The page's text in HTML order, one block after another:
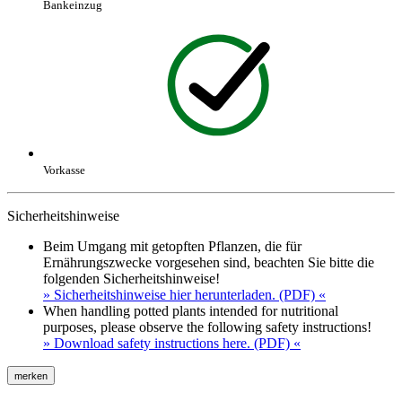
Bankeinzug
Vorkasse
Sicherheitshinweise
Beim Umgang mit getopften Pflanzen, die für
Ernährungszwecke vorgesehen sind, beachten Sie bitte die
folgenden Sicherheitshinweise!
» Sicherheitshinweise hier herunterladen. (PDF) «
When handling potted plants intended for nutritional
purposes, please observe the following safety instructions!
» Download safety instructions here. (PDF) «
merken